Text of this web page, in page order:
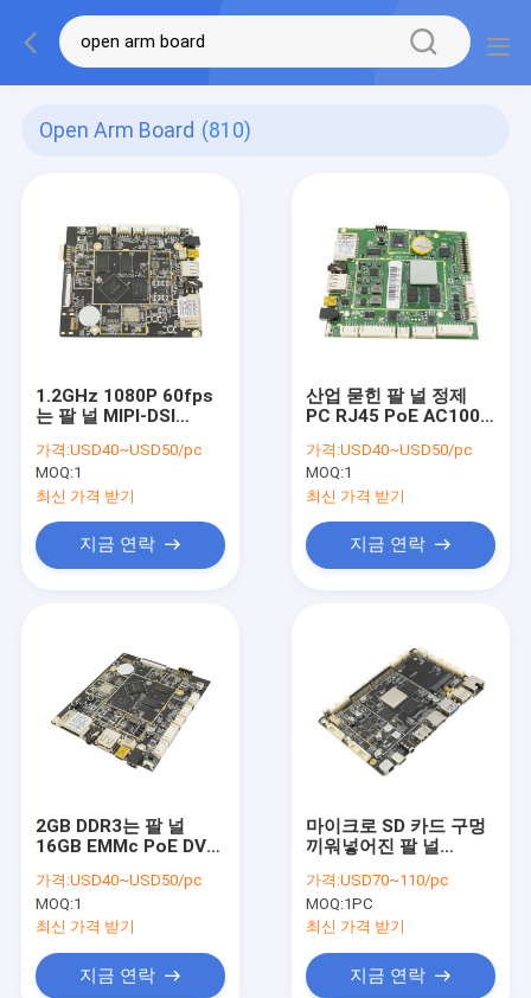
Open Arm Board (810)
1.2GHz 1080P 60fps
는 팔 널 MIPI-DSI
1280x720P DDR3
1G/2G를 엽니다
가격:USD40~USD50/pc
MOQ:1
최신 가격 받기
지금 연락
산업 묻힌 팔 널 정제
PC RJ45 PoE AC100-
가격:USD40~USD50/pc
MOQ:1
최신 가격 받기
지금 연락
2GB DDR3는 팔 널
16GB EMMc PoE DVP
다수 언어를 묻었습니다
가격:USD40~USD50/pc
MOQ:1
최신 가격 받기
지금 연락
마이크로 SD 카드 구멍
끼워넣어진 팔 널
IN 블루투스 4.0
가격:USD70~110/pc
MOQ:1PC
최신 가격 받기
지금 연락